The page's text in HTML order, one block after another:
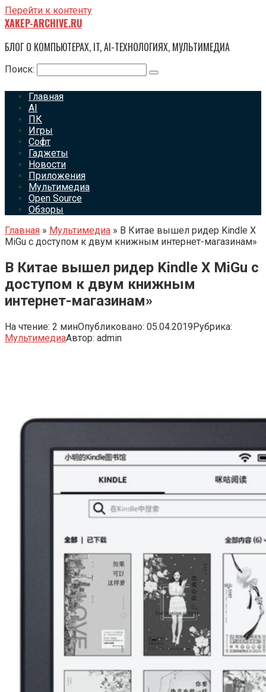
Перейти к контенту
XAKEP-ARCHIVE.RU
БЛОГ О КОМПЬЮТЕРАХ, IT, AI-ТЕХНОЛОГИЯХ, МУЛЬТИМЕДИА
Поиск:
Главная
AI
ПК
Игры
Софт
Гаджеты
Новости
Приложения
Мультимедиа
Open Source
Обзоры
Главная » Мультимедиа » В Китае вышел ридер Kindle X
MiGu с доступом к двум книжным интернет-магазинам»
В Китае вышел ридер Kindle X MiGu с
доступом к двум книжным
интернет-магазинам»
На чтение: 2 минОпубликовано: 05.04.2019Рубрика:
МультимедиаАвтор: admin